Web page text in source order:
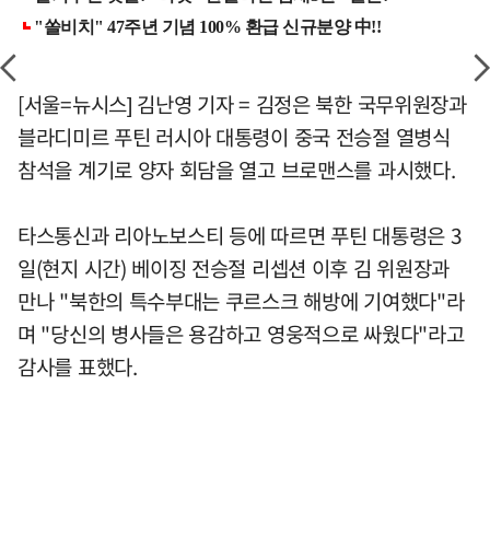
[서울=뉴시스] 김난영 기자 = 김정은 북한 국무위원장과
블라디미르 푸틴 러시아 대통령이 중국 전승절 열병식
참석을 계기로 양자 회담을 열고 브로맨스를 과시했다.
타스통신과 리아노보스티 등에 따르면 푸틴 대통령은 3
일(현지 시간) 베이징 전승절 리셉션 이후 김 위원장과
만나 "북한의 특수부대는 쿠르스크 해방에 기여했다"라
며 "당신의 병사들은 용감하고 영웅적으로 싸웠다"라고
감사를 표했다.